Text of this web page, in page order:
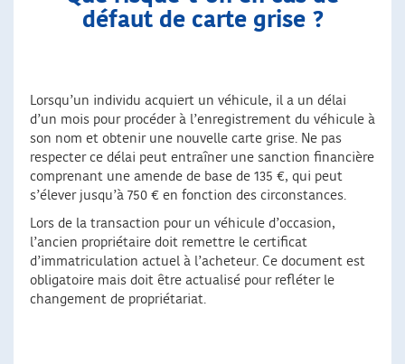
défaut de carte grise ?
Lorsqu’un individu acquiert un véhicule, il a un délai
d’un mois pour procéder à l’enregistrement du véhicule à
son nom et obtenir une nouvelle carte grise. Ne pas
respecter ce délai peut entraîner une sanction financière
comprenant une amende de base de 135 €, qui peut
s’élever jusqu’à 750 € en fonction des circonstances.
Lors de la transaction pour un véhicule d’occasion,
l’ancien propriétaire doit remettre le certificat
d’immatriculation actuel à l’acheteur. Ce document est
obligatoire mais doit être actualisé pour refléter le
changement de propriétariat.